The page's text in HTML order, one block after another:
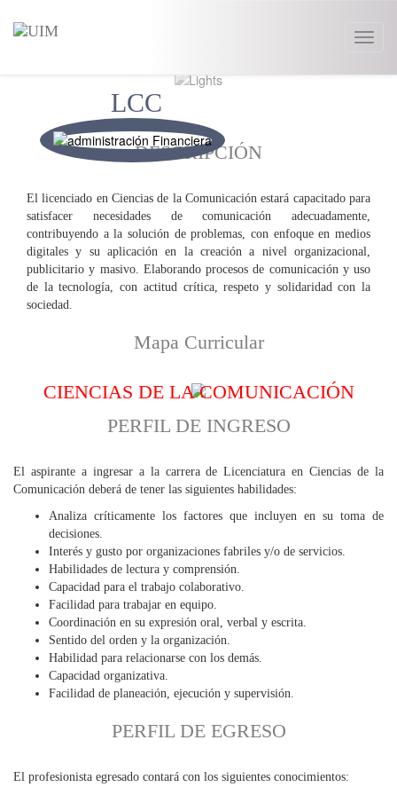
Toggle
LCC
CIENCIAS DE LA COMUNICACIÓN
DESCRIPCIÓN
El licenciado en Ciencias de la Comunicación estará capacitado para
satisfacer necesidades de comunicación adecuadamente,
contribuyendo a la solución de problemas, con enfoque en medios
digitales y su aplicación en la creación a nivel organizacional,
publicitario y masivo. Elaborando procesos de comunicación y uso
de la tecnología, con actitud crítica, respeto y solidaridad con la
sociedad.
Mapa Curricular
PERFIL DE INGRESO
El aspirante a ingresar a la carrera de Licenciatura en Ciencias de la
Comunicación deberá de tener las siguientes habilidades:
Analiza críticamente los factores que incluyen en su toma de
decisiones.
Interés y gusto por organizaciones fabriles y/o de servicios.
Habilidades de lectura y comprensión.
Capacidad para el trabajo colaborativo.
Facilidad para trabajar en equipo.
Coordinación en su expresión oral, verbal y escrita.
Sentido del orden y la organización.
Habilidad para relacionarse con los demás.
Capacidad organizativa.
Facilidad de planeación, ejecución y supervisión.
PERFIL DE EGRESO
El profesionista egresado contará con los siguientes conocimientos: